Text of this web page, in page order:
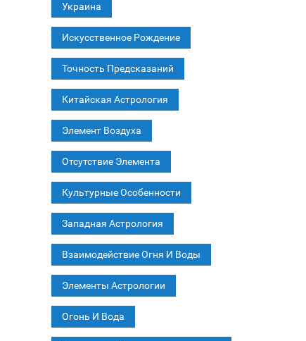
Украина
Искусственное Рождение
Точность Предсказаний
Китайская Астрология
Элемент Воздуха
Отсутствие Элемента
Культурные Особенности
Западная Астрология
Взаимодействие Огня И Воды
Элементы Астрологии
Огонь И Вода